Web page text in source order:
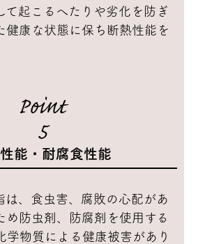
て起こるへたりや劣化を防ぎ
健康な状態に保ち断熱性能を
Point
5
能・耐腐食性能
は、食虫害、腐敗の心配があ
め防虫剤、防腐剤を使用する
学物質による健康被害があり